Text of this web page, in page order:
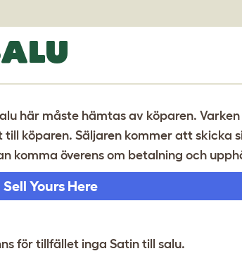
här måste hämtas av köparen.
köparen. Säljaren kommer att skicka
komma överens om betalning och
Sell Yours Here
för tillfället inga Satin till salu.